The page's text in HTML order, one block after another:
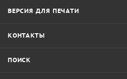
ВЕРСИЯ ДЛЯ ПЕЧАТИ
КОНТАКТЫ
ПОИСК